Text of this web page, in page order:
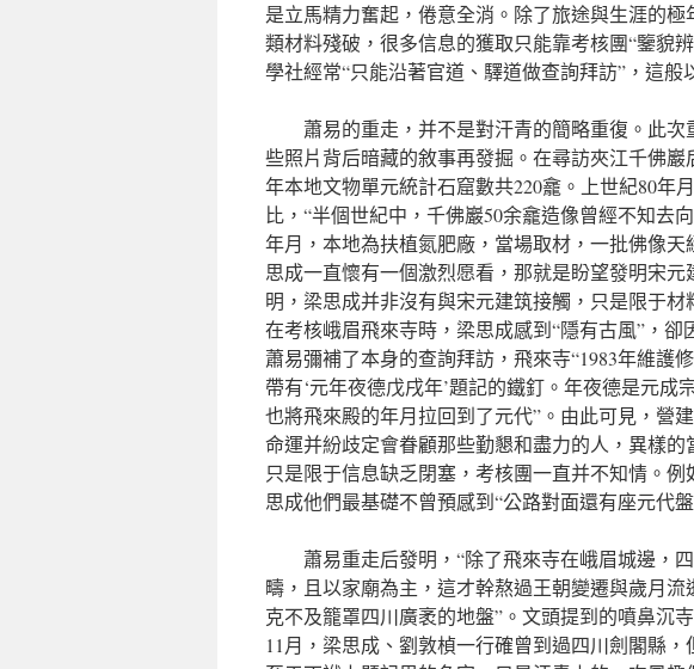
是立馬精力奮起，倦意全消。除了旅途與生涯的
類材料殘破，很多信息的獲取只能靠考核團“鑒貌
學社經常“只能沿著官道、驛道做查詢拜訪”，這般
蕭易的重走，并不是對汗青的簡略重復。此
些照片背后暗藏的敘事再發掘。在尋訪夾江千佛巖
年本地文物單元統計石窟數共220龕。上世紀80年
比，“半個世紀中，千佛巖50余龕造像曾經不知去
年月，本地為扶植氮肥廠，當場取材，一批佛像
思成一直懷有一個激烈愿看，那就是盼望發明宋
明，梁思成并非沒有與宋元建筑接觸，只是限于
在考核峨眉飛來寺時，梁思成感到“隱有古風”，
蕭易彌補了本身的查詢拜訪，飛來寺“1983年維護
帶有‘元年夜德戊戌年’題記的鐵釘。年夜德是元成
也將飛來殿的年月拉回到了元代”。由此可見，營
命運并紛歧定會眷顧那些勤懇和盡力的人，異樣
只是限于信息缺乏閉塞，考核團一直并不知情。
思成他們最基礎不曾預感到“公路對面還有座元代盤
蕭易重走后發明，“除了飛來寺在峨眉城邊，
疇，且以家廟為主，這才幹熬過王朝變遷與歲月
克不及籠罩四川廣袤的地盤”。文頭提到的噴鼻沉
11月，梁思成、劉敦楨一行確曾到過四川劍閣縣